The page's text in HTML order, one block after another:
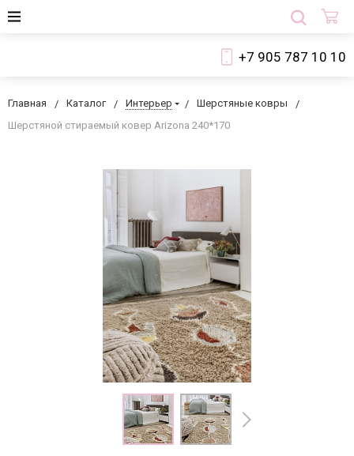
+7 905 787 10 10
Главная Каталог Интерьер
Шерстяные ковры
Шерстяной стираемый ковер Arizona 240*170